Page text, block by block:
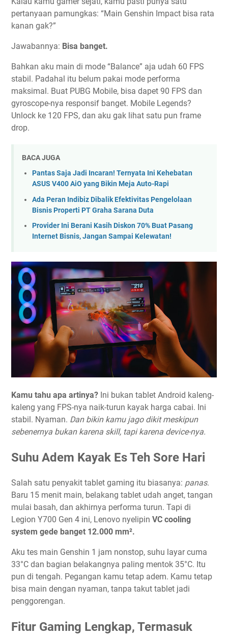
pertanyaan pamungkas: “Main Genshin Impact bisa rata
kanan gak?”
Jawabannya: Bisa banget.
Bahkan aku main di mode “Balance” aja udah 60 FPS
stabil. Padahal itu belum pakai mode performa
maksimal. Buat PUBG Mobile, bisa dapet 90 FPS dan
gyroscope-nya responsif banget. Mobile Legends?
Unlock ke 120 FPS, dan aku gak lihat satu pun frame
drop.
BACA JUGA
Pantas Saja Jadi Incaran! Ternyata Ini Kehebatan
ASUS V400 AiO yang Bikin Meja Auto-Rapi
Ada Peran Indibiz Dibalik Efektivitas Pengelolaan
Bisnis Properti PT Graha Sarana Duta
Provider Ini Berani Kasih Diskon 70% Buat Pasang
Internet Bisnis, Jangan Sampai Kelewatan!
Kamu tahu apa artinya? Ini bukan tablet Android kaleng-
kaleng yang FPS-nya naik-turun kayak harga cabai. Ini
stabil. Nyaman. Dan bikin kamu jago dikit meskipun
sebenernya bukan karena skill, tapi karena device-nya.
Suhu Adem Kayak Es Teh Sore Hari
Salah satu penyakit tablet gaming itu biasanya: panas.
Baru 15 menit main, belakang tablet udah anget, tangan
mulai basah, dan akhirnya performa turun. Tapi di
Legion Y700 Gen 4 ini, Lenovo nyelipin VC cooling
system gede banget 12.000 mm².
Aku tes main Genshin 1 jam nonstop, suhu layar cuma
33°C dan bagian belakangnya paling mentok 35°C. Itu
pun di tengah. Pegangan kamu tetap adem. Kamu tetap
bisa main dengan nyaman, tanpa takut tablet jadi
penggorengan.
Fitur Gaming Lengkap, Termasuk